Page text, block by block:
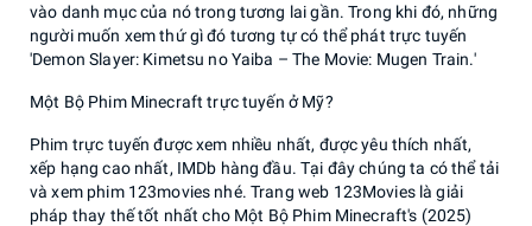
vào danh mục của nó trong tương lai gần. Trong khi đó, những
người muốn xem thứ gì đó tương tự có thể phát trực tuyến
'Demon Slayer: Kimetsu no Yaiba – The Movie: Mugen Train.'
Một Bộ Phim Minecraft trực tuyến ở Mỹ?
Phim trực tuyến được xem nhiều nhất, được yêu thích nhất,
xếp hạng cao nhất, IMDb hàng đầu. Tại đây chúng ta có thể tải
và xem phim 123movies nhé. Trang web 123Movies là giải
pháp thay thế tốt nhất cho Một Bộ Phim Minecraft's (2025)